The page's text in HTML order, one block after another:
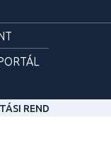
REND